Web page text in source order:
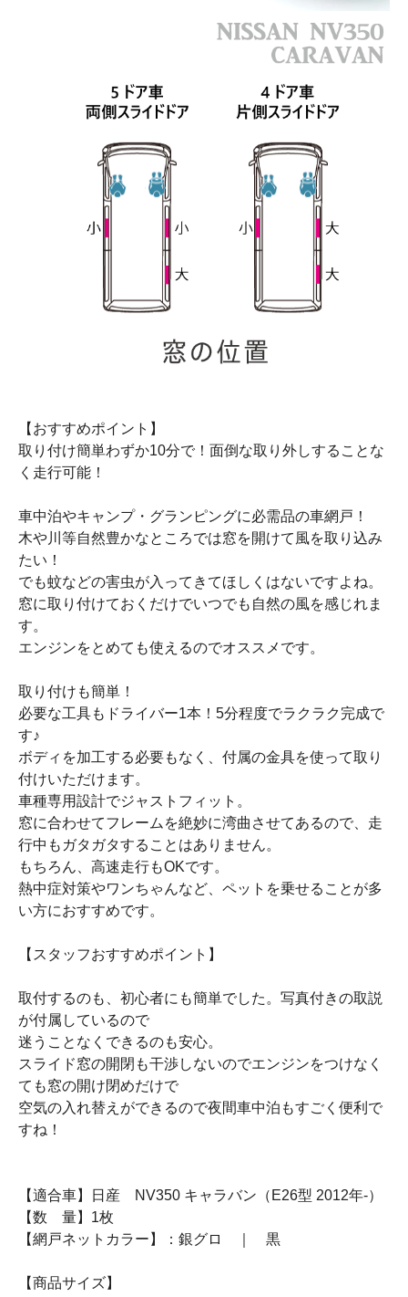
【おすすめポイント】
取り付け簡単わずか10分で！面倒な取り外しすることな
く走行可能！
車中泊やキャンプ・グランピングに必需品の車網戸！
木や川等自然豊かなところでは窓を開けて風を取り込み
たい！
でも蚊などの害虫が入ってきてほしくはないですよね。
窓に取り付けておくだけでいつでも自然の風を感じれま
す。
エンジンをとめても使えるのでオススメです。
取り付けも簡単！
必要な工具もドライバー1本！5分程度でラクラク完成で
す♪
ボディを加工する必要もなく、付属の金具を使って取り
付けいただけます。
車種専用設計でジャストフィット。
窓に合わせてフレームを絶妙に湾曲させてあるので、走
行中もガタガタすることはありません。
もちろん、高速走行もOKです。
熱中症対策やワンちゃんなど、ペットを乗せることが多
い方におすすめです。
【スタッフおすすめポイント】
取付するのも、初心者にも簡単でした。写真付きの取説
が付属しているので
迷うことなくできるのも安心。
スライド窓の開閉も干渉しないのでエンジンをつけなく
ても窓の開け閉めだけで
空気の入れ替えができるので夜間車中泊もすごく便利で
すね！
【適合車】日産 NV350 キャラバン（E26型 2012年-）
【数 量】1枚
【網戸ネットカラー】：銀グロ ｜ 黒
【商品サイズ】